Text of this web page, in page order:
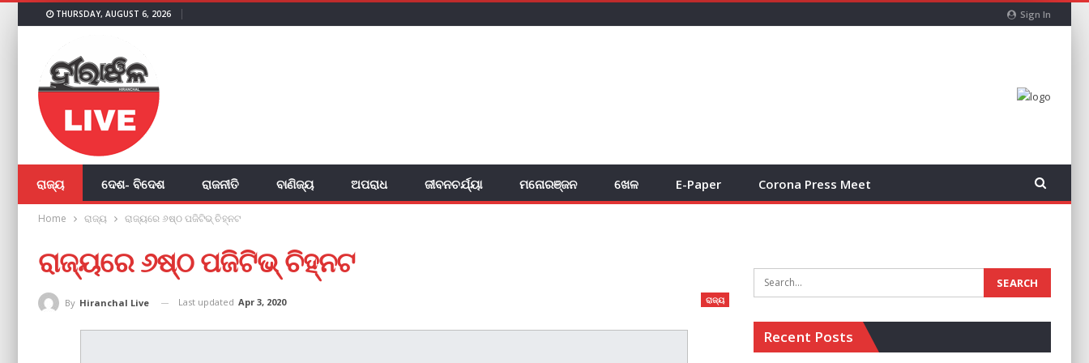
Sign In
THURSDAY, AUGUST 6, 2026
ରାଜ୍ୟ ଦେଶ- ବିଦେଶ ରାଜନୀତି ବାଣିଜ୍ୟ ଅପରାଧ ଜୀବନଚର୍ଯ୍ୟା ମନୋରଞ୍ଜନ ଖେଳ E-Paper Corona Press Meet
Home ରାଜ୍ୟ ରାଜ୍ୟରେ ୬ଷ୍ଠ ପଜିଟିଭ୍ ଚିହ୍ନଟ
ରାଜ୍ୟରେ ୬ଷ୍ଠ ପଜିଟିଭ୍ ଚିହ୍ନଟ
ରାଜ୍ୟ
By Hiranchal Live Last updated Apr 3, 2020
Recent Posts